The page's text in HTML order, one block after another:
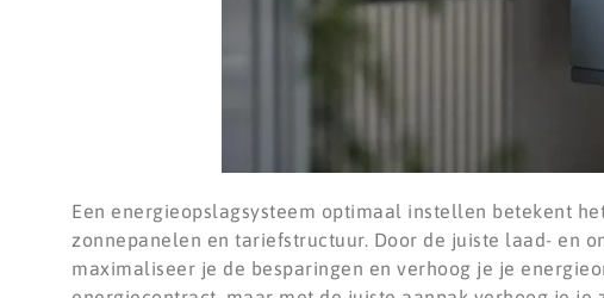
Een energieopslagsysteem optimaal instellen betekent
zonnepanelen en tariefstructuur. Door de juiste laad- en
maximaliseer je de besparingen en verhoog je je